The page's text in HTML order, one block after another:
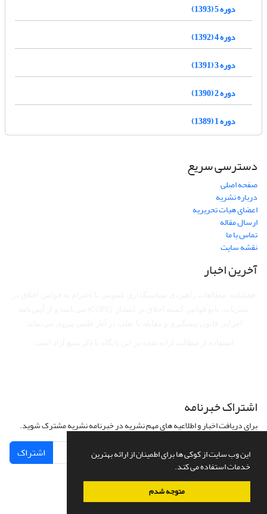
این وب سایت از کوکی ها برای اطمینان از ارائه بهترین
خدمات استفاده می کند.
متوجه شدم
دوره 5 (1393)
دوره 4 (1392)
دوره 3 (1391)
دوره 2 (1390)
دوره 1 (1389)
دسترسی سریع
صفحه اصلی
درباره نشریه
اعضای هیات تحریریه
ارسال مقاله
تماس با ما
نقشه سایت
آخرین اخبار
اشتراک خبرنامه
برای دریافت اخبار و اطلاعیه های مهم نشریه در خبرنامه نشریه مشترک شوید.
اشتراک
سامانه مدیریت نشریات علمی.طراحی و پیاده سازی ازسیناوب